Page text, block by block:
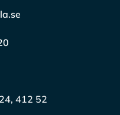
412 52